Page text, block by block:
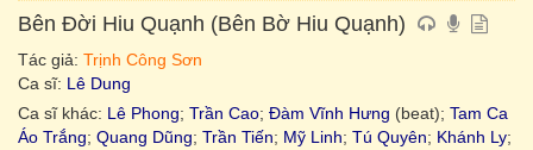
Bên Đời Hiu Quạnh (Bên Bờ Hiu Quạnh)
Tác giả: Trịnh Công Sơn
Ca sĩ: Lê Dung
Ca sĩ khác: Lê Phong; Trần Cao; Đàm Vĩnh Hưng (beat); Tam Ca
Áo Trắng; Quang Dũng; Trần Tiến; Mỹ Linh; Tú Quyên; Khánh Ly;